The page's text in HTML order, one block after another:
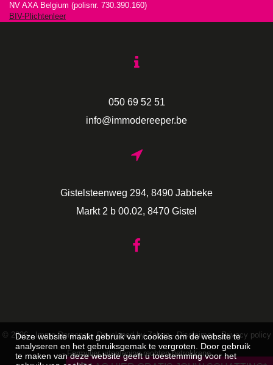
NV AXA Belgium (polisnr. 730.390.160)
BIV-Plichtenleer
050 69 52 51
info@immodereeper.be
Gistelsteenweg 294, 8490 Jabbeke
Markt 2 b 00.02, 8470 Gistel
© 2026 - Immo Dereeper -Developed by Zabun-Disclaimer-Privacy policy
-Formulier uitoefening rechten betrokkene
Deze website maakt gebruik van cookies om de website te
analyseren en het gebruiksgemak te vergroten. Door gebruik
te maken van deze website geeft u toestemming voor het